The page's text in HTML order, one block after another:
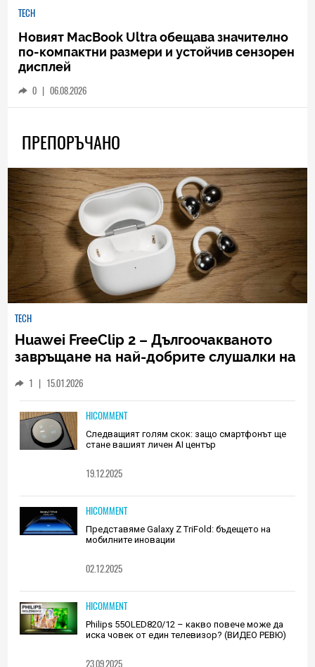
TECH
Новият MacBook Ultra обещава значително
по-компактни размери и устойчив сензорен
дисплей
0 | 06.08.2026
ПРЕПОРЪЧАНО
TECH
Huawei FreeClip 2 – Дългоочакваното
завръщане на най-добрите слушалки на
1 | 15.01.2026
HICOMMENT
Следващият голям скок: защо смартфонът ще
стане вашият личен AI център
19.12.2025
HICOMMENT
Представяме Galaxy Z TriFold: бъдещето на
мобилните иновации
02.12.2025
HICOMMENT
Philips 55OLED820/12 – какво повече може да
иска човек от един телевизор? (ВИДЕО РЕВЮ)
23.09.2025